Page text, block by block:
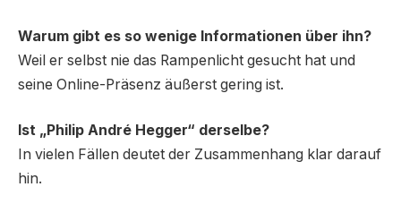
Warum gibt es so wenige Informationen über ihn?
Weil er selbst nie das Rampenlicht gesucht hat und
seine Online-Präsenz äußerst gering ist.
Ist „Philip André Hegger“ derselbe?
In vielen Fällen deutet der Zusammenhang klar darauf
hin.